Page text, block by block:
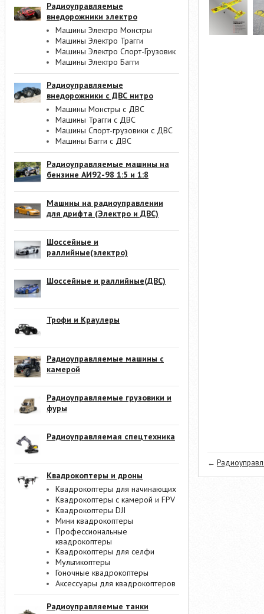
Радиоуправляемые
внедорожники электро
Машины Электро Монстры
Машины Электро Трагги
Машины Электро Спорт-Грузовик
Машины Электро Багги
Радиоуправляемые
внедорожники с ДВС нитро
Машины Монстры с ДВС
Машины Трагги с ДВС
Машины Спорт-грузовики с ДВС
Машины Багги с ДВС
Радиоуправляемые машины на
бензине АИ92-98 1:5 и 1:8
Машины на радиоуправлении
для дрифта (Электро и ДВС)
Шоссейные и
раллийные(электро)
Шоссейные и раллийные(ДВС)
Трофи и Краулеры
Радиоуправляемые машины с
камерой
Радиоуправляемые грузовики и
фуры
Радиоуправляемая спецтехника
Квадрокоптеры и дроны
Квадрокоптеры для начинающих
Квадрокоптеры с камерой и FPV
Квадрокоптеры DJI
Мини квадрокоптеры
Профессиональные
квадрокоптеры
Квадрокоптеры для селфи
Мультикоптеры
Гоночные квадрокоптеры
Аксессуары для квадрокоптеров
Радиоуправляемые танки
←